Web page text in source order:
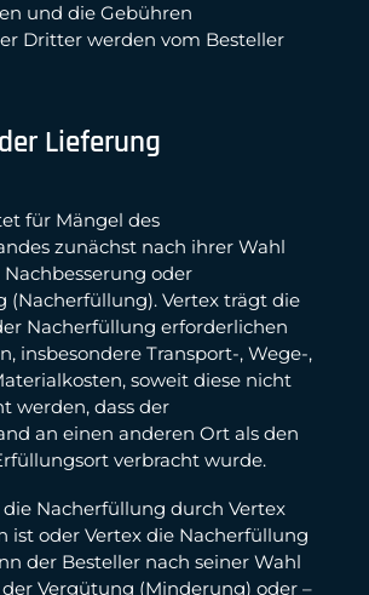
und die Gebühren
Dritter werden vom Besteller
Lieferung
für Mängel des
zunächst nach ihrer Wahl
oder
(Nacherfüllung). Vertex trägt die
Nacherfüllung erforderlichen
insbesondere Transport-, Wege-,
soweit diese nicht
werden, dass der
an einen anderen Ort als den
verbracht wurde.
Nacherfüllung durch Vertex
ist oder Vertex die Nacherfüllung
der Besteller nach seiner Wahl
Vergütung (Minderung) oder –